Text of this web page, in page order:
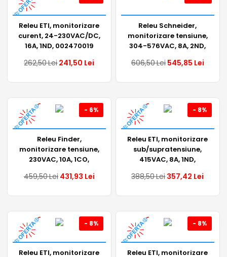
Releu ETI, monitorizare
curent, 24-230VAC/DC,
16A, 1ND, 002470019
262,50Lei241,50 Lei
Releu Schneider,
monitorizare tensiune,
304-576VAC, 8A, 2ND,
606,50Lei 545,85 Lei
- 6%
Releu Finder,
monitorizare tensiune,
230VAC, 10A, 1CO,
459,50Lei 431,93 Lei
- 8%
Releu ETI, monitorizare
sub/supratensiune,
415VAC, 8A, 1ND,
388,50Lei357,42 Lei
- 8%
Releu ETI, monitorizare
- 8%
Releu ETI, monitorizare